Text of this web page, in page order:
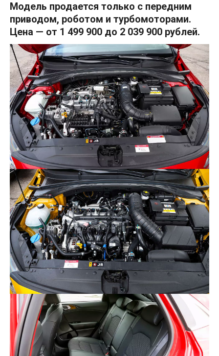
Модель продается только с передним
приводом, роботом и турбомоторами.
Цена — от 1 499 900 до 2 039 900 рублей.